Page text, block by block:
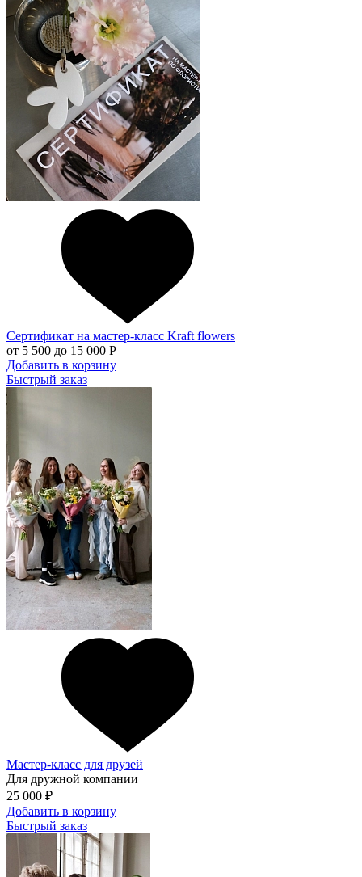
Сертификат на мастер-класс Kraft flowers
от 5 500 до 15 000 Р
Добавить в корзину
Быстрый заказ
Мастер-класс для друзей
Для дружной компании
25 000 ₽
Добавить в корзину
Быстрый заказ